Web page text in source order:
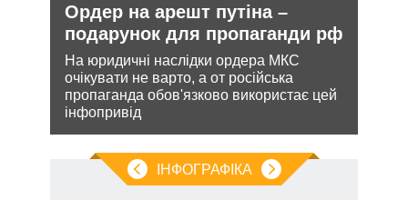
Ордер на арешт путіна –
подарунок для пропаганди рф
На юридичні наслідки ордера МКС
очікувати не варто, а от російська
пропаганда обов'язково використає цей
інфопривід
ІНФОГРАФІКА